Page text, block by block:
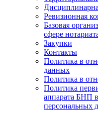
Ревизионная
Базовая
сфере
Закупки
Контакты
Политика в
данных
Политика в
Политика
аппарата БНП
персональных